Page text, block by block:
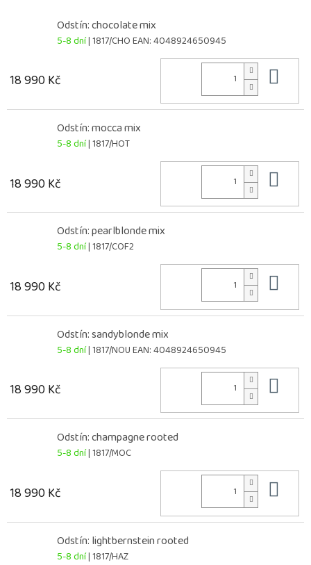
Odstín: chocolate mix
5-8 dní| 1817/CHOEAN:4048924650945
18 990 Kč
Odstín: mocca mix
5-8 dní| 1817/HOT
18 990 Kč
Odstín: pearlblonde mix
5-8 dní| 1817/COF2
18 990 Kč
Odstín: sandyblonde mix
5-8 dní| 1817/NOUEAN:4048924650945
18 990 Kč
Odstín: champagne rooted
5-8 dní| 1817/MOC
18 990 Kč
Odstín: lightbernstein rooted
5-8 dní| 1817/HAZ